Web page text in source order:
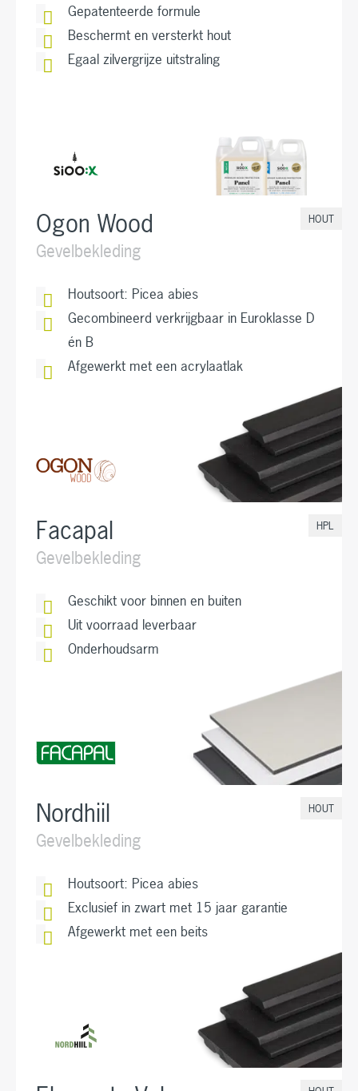
Gepatenteerde formule
Beschermt en versterkt hout
Egaal zilvergrijze uitstraling
Ogon Wood
Gevelbekleding
HOUT
Houtsoort: Picea abies
Gecombineerd verkrijgbaar in Euroklasse D
én B
Afgewerkt met een acrylaatlak
Facapal
Gevelbekleding
HPL
Geschikt voor binnen en buiten
Uit voorraad leverbaar
Onderhoudsarm
Nordhiil
Gevelbekleding
HOUT
Houtsoort: Picea abies
Exclusief in zwart met 15 jaar garantie
Afgewerkt met een beits